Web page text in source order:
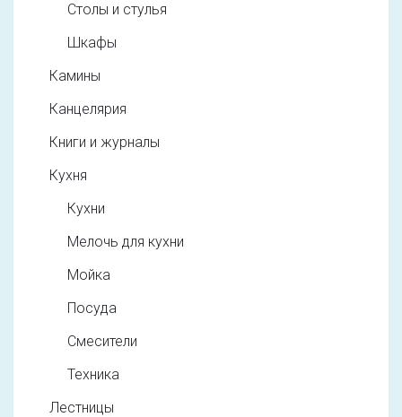
Столы и стулья
Шкафы
Камины
Канцелярия
Книги и журналы
Кухня
Кухни
Мелочь для кухни
Мойка
Посуда
Смесители
Техника
Лестницы